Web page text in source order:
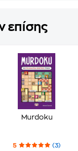
επίσης
Murdoku
5
(3)